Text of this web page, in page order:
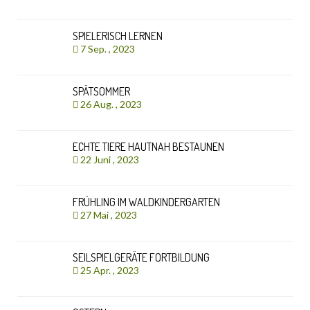
SPIELERISCH LERNEN
7 Sep. , 2023
SPÄTSOMMER
26 Aug. , 2023
ECHTE TIERE HAUTNAH BESTAUNEN
22 Juni , 2023
FRÜHLING IM WALDKINDERGARTEN
27 Mai , 2023
SEILSPIELGERÄTE FORTBILDUNG
25 Apr. , 2023